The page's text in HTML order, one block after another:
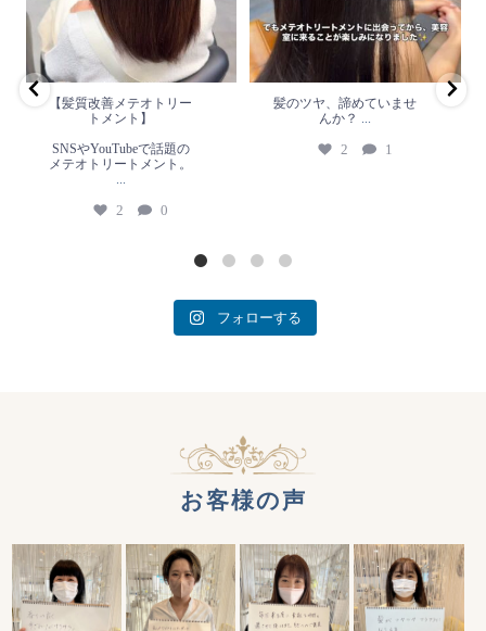
リートメント。
2 0
【髪質改善メテオトリー
トメント】
SNSやYouTubeで話題の
メテオトリートメント。
...
2 0
1
髪のツヤ、諦めていませ
んか？ ...
2 1
フォローする
お客様の声